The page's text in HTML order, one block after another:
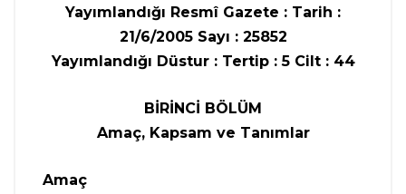
Yayımlandığı Resmî Gazete : Tarih :
21/6/2005 Sayı : 25852
Yayımlandığı Düstur : Tertip : 5 Cilt : 44
BİRİNCİ BÖLÜM
Amaç, Kapsam ve Tanımlar
Amaç